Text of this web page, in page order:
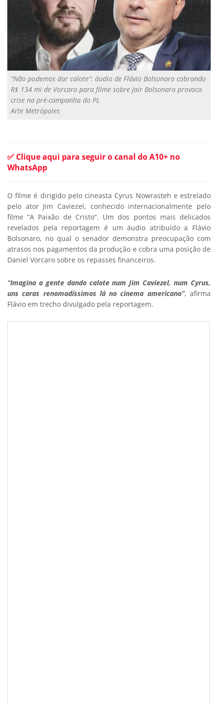
“Não podemos dar calote”: áudio de Flávio Bolsonaro cobrando
R$ 134 mi de Vorcaro para filme sobre Jair Bolsonaro provoca
crise na pré-campanha do PL
Arte Metrópoles
✅ Clique aqui para seguir o canal do A10+ no
WhatsApp
O filme é dirigido pelo cineasta Cyrus Nowrasteh e estrelado
pelo ator Jim Caviezel, conhecido internacionalmente pelo
filme “A Paixão de Cristo”. Um dos pontos mais delicados
revelados pela reportagem é um áudio atribuído a Flávio
Bolsonaro, no qual o senador demonstra preocupação com
atrasos nos pagamentos da produção e cobra uma posição de
Daniel Vorcaro sobre os repasses financeiros.
“Imagina a gente dando calote num Jim Caviezel, num Cyrus,
uns caras renomadíssimos lá no cinema americano”, afirma
Flávio em trecho divulgado pela reportagem.